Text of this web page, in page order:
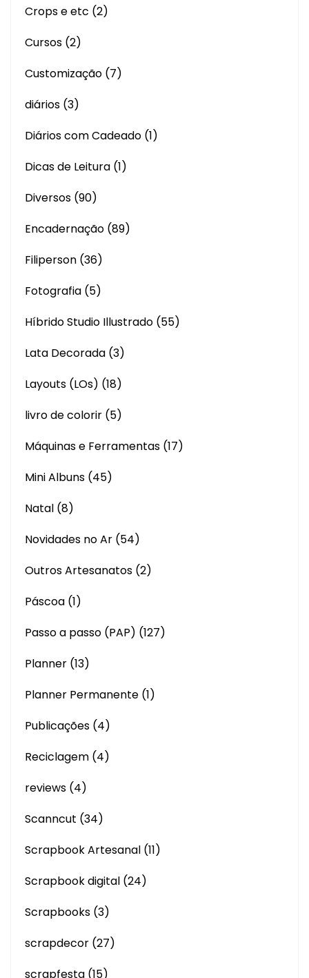
Crops e etc (2)
Cursos (2)
Customização (7)
diários (3)
Diários com Cadeado (1)
Dicas de Leitura (1)
Diversos (90)
Encadernação (89)
Filiperson (36)
Fotografia (5)
Híbrido Studio Illustrado (55)
Lata Decorada (3)
Layouts (LOs) (18)
livro de colorir (5)
Máquinas e Ferramentas (17)
Mini Albuns (45)
Natal (8)
Novidades no Ar (54)
Outros Artesanatos (2)
Páscoa (1)
Passo a passo (PAP) (127)
Planner (13)
Planner Permanente (1)
Publicações (4)
Reciclagem (4)
reviews (4)
Scanncut (34)
Scrapbook Artesanal (11)
Scrapbook digital (24)
Scrapbooks (3)
scrapdecor (27)
scrapfesta (15)